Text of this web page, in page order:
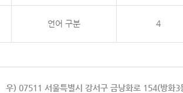
언어 구분 4
우) 07511 서울특별시 강서구 금낭화로 154(방화3